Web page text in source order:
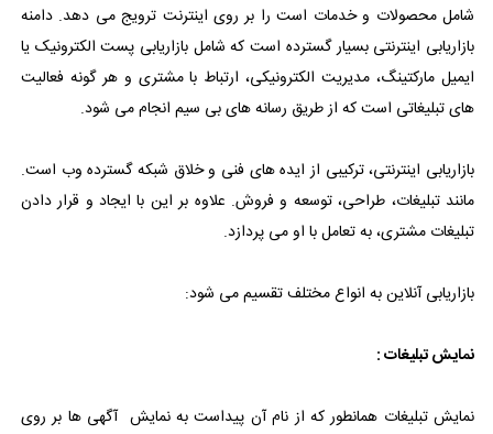
شامل محصولات و خدمات است را بر روی اینترنت ترویج می دهد. دامنه
بازاریابی اینترنتی بسیار گسترده است که شامل بازاریابی پست الکترونیک یا
ایمیل مارکتینگ، مدیریت الکترونیکی، ارتباط با مشتری و هر گونه فعالیت
های تبلیغاتی است که از طریق رسانه های بی سیم انجام می شود.
بازاریابی اینترنتی، ترکیبی از ایده های فنی و خلاق شبکه گسترده وب است.
مانند تبلیغات، طراحی، توسعه و فروش. علاوه بر این با ایجاد و قرار دادن
تبلیغات مشتری، به تعامل با او می پردازد.
بازاریابی آنلاین به انواع مختلف تقسیم می شود:
نمایش تبلیغات :
نمایش تبلیغات همانطور که از نام آن پیداست به نمایش آگهی ها بر روی